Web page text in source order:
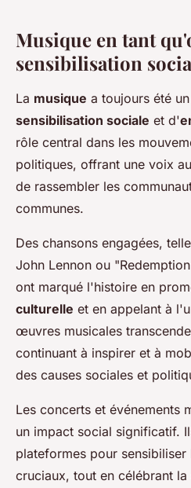
Musique en tant
sensibilisation
La musique a toujours été
sensibilisation sociale et d'
rôle central dans les
politiques, offrant une voix
de rassembler les
communes.
Des chansons engagées,
John Lennon ou
ont marqué l'histoire en
culturelle et en appelant à
œuvres musicales
continuant à inspirer et à
des causes sociales et
Les concerts et événements
un impact social significatif.
plateformes pour
cruciaux, tout en célébrant la